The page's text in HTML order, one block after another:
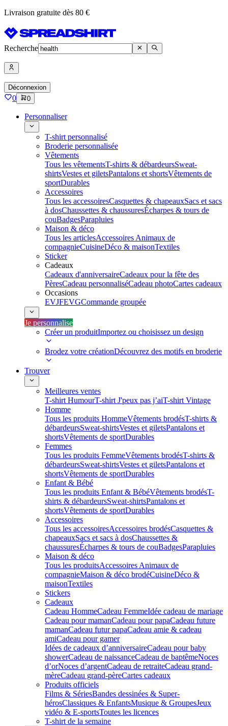
Livraison gratuite dès 80 €
Recherche
Déconnexion
0 0
Personnaliser
T-shirt personnalisé
Broderie personnalisée
Vêtements
Tous les vêtementsT-shirts & débardeursSweat-
shirtsVestes et giletsPantalons et shortsVêtements de
sportDurables
Accessoires
Tous les accessoiresCasquettes & chapeauxSacs et sacs
à dosChaussettes & chaussuresÉcharpes & tours de
couBadgesParapluies
Maison & déco
Tous les articlesAccessoires Animaux de
compagnieCuisineDéco & maisonTextiles
Sticker
Cadeaux
Cadeaux d'anniversaireCadeaux pour la fête des
PèresCadeau personnaliséCadeau photoCartes cadeaux
Occasions
EVJFEVGCommande groupée
Je personnalise
Créer un produitImportez ou choisissez un design
Brodez votre créationDécouvrez des motifs en broderie
Trouver
Meilleures ventes
T-shirt HumourT-shirt J'peux pas j’aiT-shirt Vintage
Homme
Tous les produits HommeVêtements brodésT-shirts &
débardeursSweat-shirtsVestes et giletsPantalons et
shortsVêtements de sportDurables
Femmes
Tous les produits FemmeVêtements brodésT-shirts &
débardeursSweat-shirtsVestes et giletsPantalons et
shortsVêtements de sportDurables
Enfant & Bébé
Tous les produits Enfant & BébéVêtements brodésT-
shirts & débardeursSweat-shirtsPantalons et
shortsVêtements de sportDurables
Accessoires
Tous les accessoiresAccessoires brodésCasquettes &
chapeauxSacs et sacs à dosChaussettes &
chaussuresÉcharpes & tours de couBadgesParapluies
Maison & déco
Tous les produitsAccessoires Animaux de
compagnieMaison & déco brodéCuisineDéco &
maisonTextiles
Stickers
Cadeaux
Cadeau HommeCadeau FemmeIdée cadeau de mariage​
Cadeau pour mamanCadeau pour papaCadeau future
mamanCadeau futur papaCadeau amie & cadeau
amiCadeau pour gamer
Idées de cadeaux d’anniversaireCadeau pour baby
showerCadeau de naissanceCadeau de baptêmeNoces
d’orNoces d’argentCadeau de retraiteCadeau grand-
mèreCadeau grand-pèreCartes cadeaux
Produits officiels
Films & SériesBandes dessinées & Super-
hérosClassiques & EnfantsMusique & GroupesJeux
vidéo & E-sportsToutes les licences
T-shirt de la semaine